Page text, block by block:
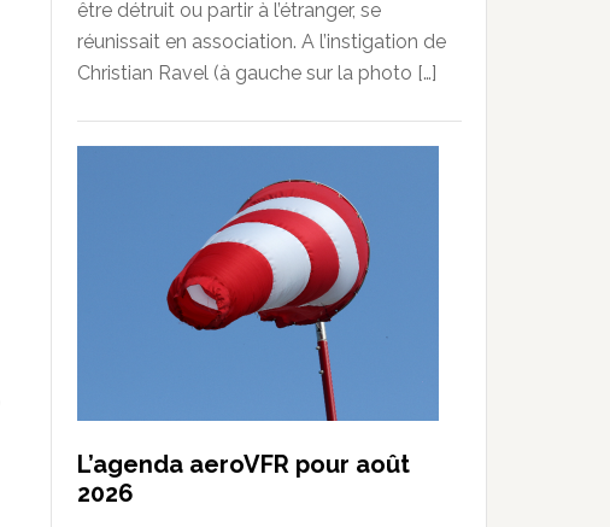
être détruit ou partir à l’étranger, se
réunissait en association. A l’instigation de
Christian Ravel (à gauche sur la photo […]
L’agenda aeroVFR pour août
2026